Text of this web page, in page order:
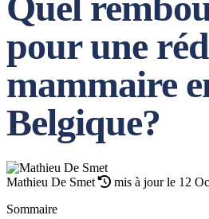
pour une
mammaire
Belgique?
Mathieu De Smet
mis à jour le 12
Sommaire